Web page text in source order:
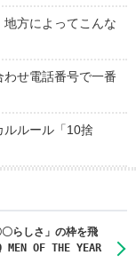
方によってこんな
せ電話番号で一番
ルール「10捨
〇らしさ」の枠を飛
OF THE YEAR